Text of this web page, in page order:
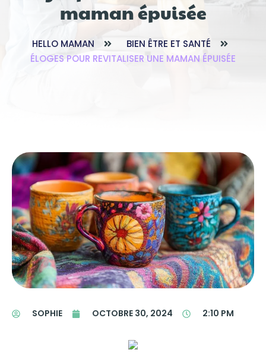
maman épuisée
HELLO MAMAN
BIEN ÊTRE ET SANTÉ
ÉLOGES POUR REVITALISER UNE MAMAN ÉPUISÉE
SOPHIE OCTOBRE 30, 2024 2:10 PM